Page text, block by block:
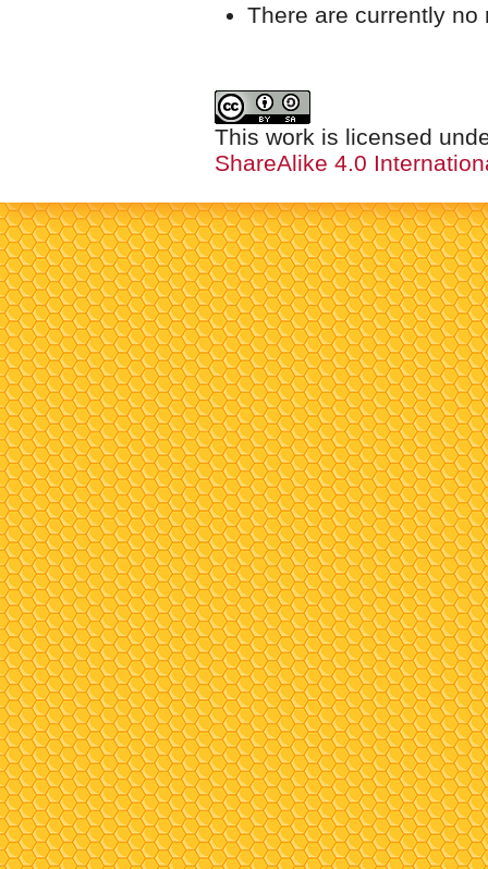
There are currently no
This work is licensed
ShareAlike 4.0